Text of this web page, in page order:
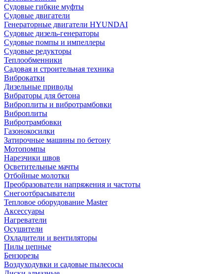
Судовые гибкие муфты
Судовые двигатели
Генераторные двигатели HYUNDAI
Судовые дизель-генераторы
Судовые помпы и импеллеры
Судовые редукторы
Теплообменники
Садовая и строительная техника
Виброкатки
Дизельные приводы
Вибраторы для бетона
Виброплиты и вибротрамбовки
Виброплиты
Вибротрамбовки
Газонокосилки
Затирочные машины по бетону
Мотопомпы
Нарезчики швов
Осветительные мачты
Отбойные молотки
Преобразователи напряжения и частоты
Снегоотбрасыватели
Тепловое оборудование Master
Аксессуары
Нагреватели
Осушители
Охладители и вентиляторы
Пилы цепные
Бензорезы
Воздуходувки и садовые пылесосы